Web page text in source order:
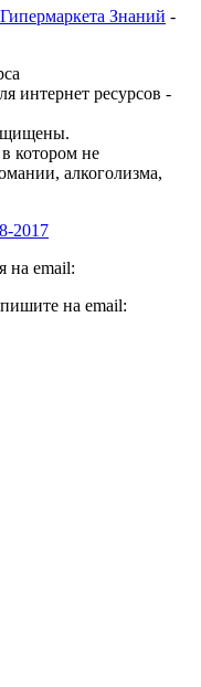
Гипермаркета Знаний -
интернет ресурсов -
котором не
алкоголизма,
2017
на email:
на email: